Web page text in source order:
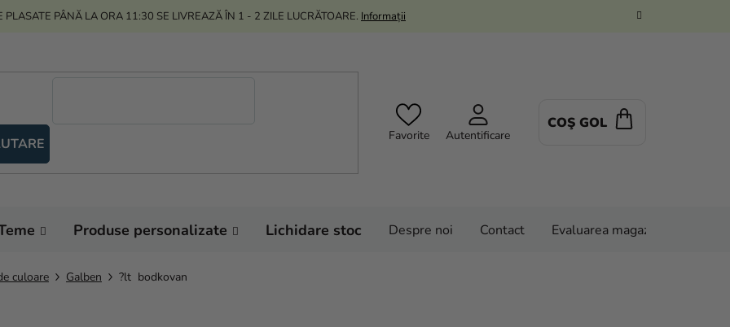
PLASATE PÂNĂ LA ORA 11:30 SE LIVREAZĂ ÎN 1 - 2 ZILE LUCRĂTOARE. Informații
Favorite Autentificare
COŞ GOL
Produse personalizate Lichidare stoc Despre noi Contact Evaluarea magazinului
culoare Galben ?lt bodkovan